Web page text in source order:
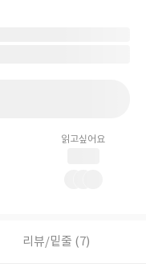
읽고싶어요
리뷰/밑줄 (7)